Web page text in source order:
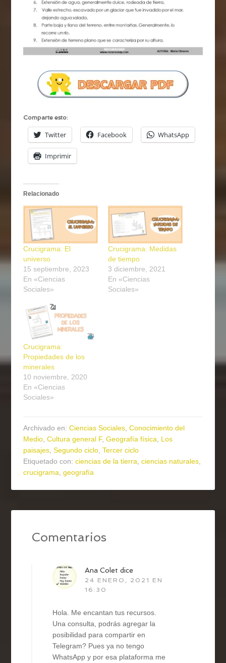
Comparte esto:
Twitter Facebook WhatsApp
Imprimir
Relacionado
Crucigrama: El
universo
15 septiembre, 2023
En «Ciencias
Sociales»
Crucigrama: Medidas
de tiempo
3 diciembre, 2021
En «Ciencias
Sociales»
Crucigrama:
Propiedades de los
minerales
10 noviembre, 2020
En «Ciencias
Sociales»
Archivado en:Ciencias Sociales,Conocimiento del
Medio,Cultura general F,Geografía física, Los
paisajes,Segundo ciclo,Tercer ciclo
Etiquetado con:ciencias de la tierra,ciencias naturales,
crucigrama,geografía
Comentarios
Ana Colet dice
24 ENERO, 2021 EN
16:30
Hola. Me encantan tus recursos.
Una consulta, podrás agregar la
posibilidad para compartir en
Telegram? Pues ya no tengo
WhatsApp y por esa plataforma me